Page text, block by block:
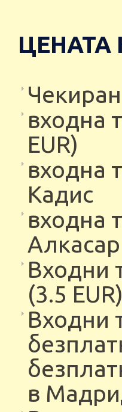
ЦЕНАТА
входна
EUR)
входна
Кадис
входна
Входни
(3.5
Входни
в